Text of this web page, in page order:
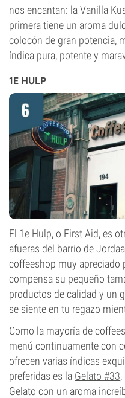
nos encantan: la Vanilla
primera tiene un aroma
colocón de gran potencia,
índica pura, potente y
1E HULP
El 1e Hulp, o First Aid, es
afueras del barrio de
coffeeshop muy apreciado
compensa su pequeño
productos de calidad y un
se siente en tu regazo
Como la mayoría de
menú continuamente con
ofrecen varias índicas
preferidas es la Gelato #33
Gelato con un aroma